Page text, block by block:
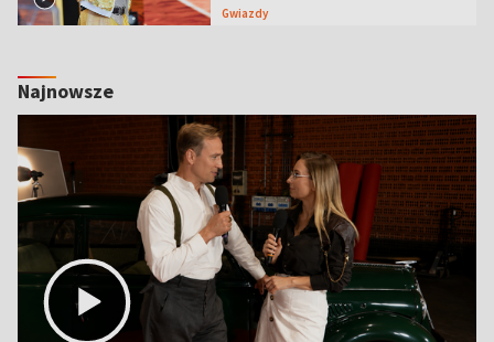
Gwiazdy
Najnowsze